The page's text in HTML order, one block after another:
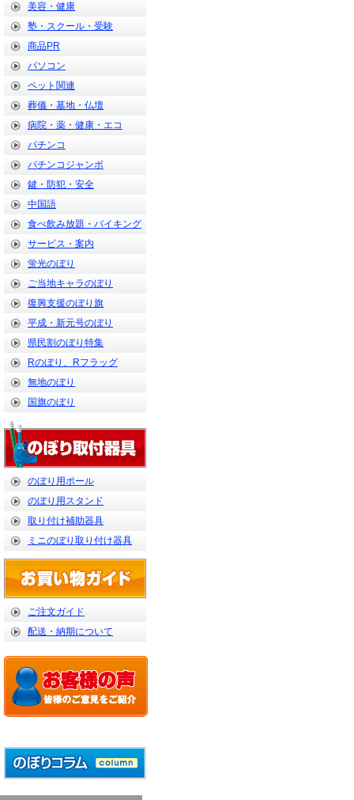
美容・健康
塾・スクール・受験
商品PR
パソコン
ペット関連
葬儀・墓地・仏壇
病院・薬・健康・エコ
パチンコ
パチンコジャンボ
鍵・防犯・安全
中国語
食べ飲み放題・バイキング
サービス・案内
蛍光のぼり
ご当地キャラのぼり
復興支援のぼり旗
平成・新元号のぼり
県民割のぼり特集
Rのぼり、Rフラッグ
無地のぼり
国旗のぼり
のぼり用ポール
のぼり用スタンド
取り付け補助器具
ミニのぼり取り付け器具
ご注文ガイド
配送・納期について